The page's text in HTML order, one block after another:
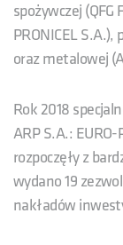
spożywczej (QFG
PRONICEL S.A.),
oraz metalowej
Rok 2018
ARP S.A.: EURO-
rozpoczęły z
wydano 19
nakładów